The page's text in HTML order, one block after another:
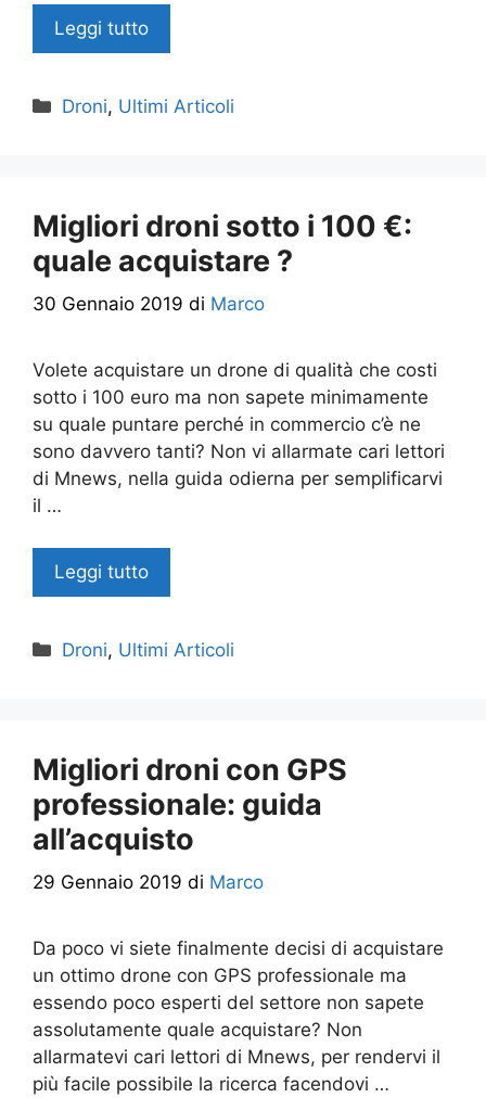
Leggi tutto
Categorie
Droni, Ultimi Articoli
Migliori droni sotto i 100 €:
quale acquistare ?
30 Gennaio 2019 di Marco
Volete acquistare un drone di qualità che costi
sotto i 100 euro ma non sapete minimamente
su quale puntare perché in commercio c’è ne
sono davvero tanti? Non vi allarmate cari lettori
di Mnews, nella guida odierna per semplificarvi
il …
Leggi tutto
Categorie
Droni, Ultimi Articoli
Migliori droni con GPS
professionale: guida
all’acquisto
29 Gennaio 2019 di Marco
Da poco vi siete finalmente decisi di acquistare
un ottimo drone con GPS professionale ma
essendo poco esperti del settore non sapete
assolutamente quale acquistare? Non
allarmatevi cari lettori di Mnews, per rendervi il
più facile possibile la ricerca facendovi …